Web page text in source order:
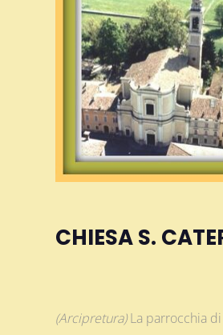
CHIESA S.
(Arcipretura)La parrocchia